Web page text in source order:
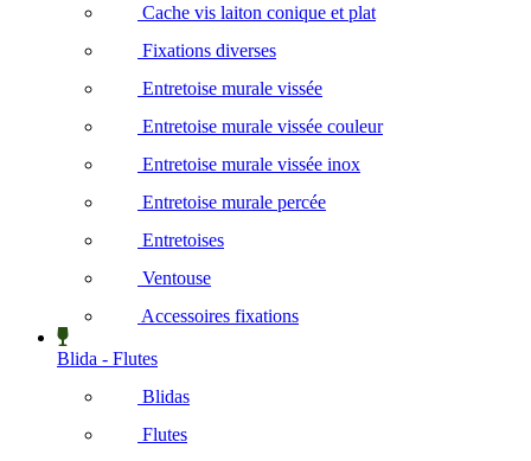
Cache vis laiton conique et plat
Fixations diverses
Entretoise murale vissée
Entretoise murale vissée couleur
Entretoise murale vissée inox
Entretoise murale percée
Entretoises
Ventouse
Accessoires fixations
Blida - Flutes
Blidas
Flutes